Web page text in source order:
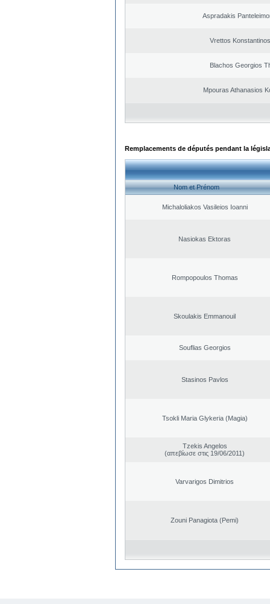
Aspradakis
Vrettos
Blachos Georgios
Mpouras Athanasios
Remplacements de députés pendant la
Nom et Prénom
Michaloliakos Vasileios Ioanni
Nasiokas Ektoras
Rompopoulos Thomas
Skoulakis Emmanouil
Souflias Georgios
Stasinos Pavlos
Tsokli Maria Glykeria (Magia)
Tzekis Angelos
(απεβίωσε στις 19/06/2011)
Varvarigos Dimitrios
Zouni Panagiota (Pemi)